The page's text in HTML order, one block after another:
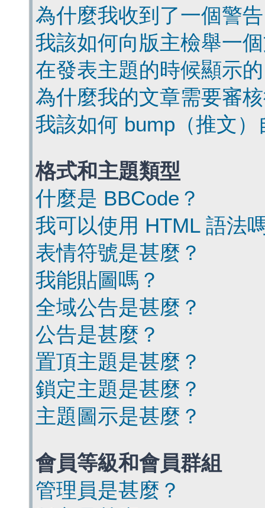
為什麼我收到了一個警
我該如何向版主檢舉一
在發表主題的時候顯示
為什麼我的文章需要審
我該如何 bump（推文
格式和主題類型
什麼是 BBCode？
我可以使用 HTML 語法
表情符號是甚麼？
我能貼圖嗎？
全域公告是甚麼？
公告是甚麼？
置頂主題是甚麼？
鎖定主題是甚麼？
主題圖示是甚麼？
會員等級和會員群組
管理員是甚麼？